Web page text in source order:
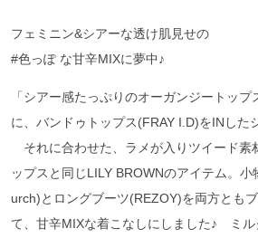
フェミニン&シアーな透け肌見せの
#色っぽ な甘辛MIXに夢中♪
「シアー感たっぷりのオーガンジートップ
に、バンドゥトップス(FRAY I.D)をINし
それに合わせた、ラメが入りツイード素
ップスと同じLILY BROWNのアイテム。
urch)とロングブーツ(REZOY)を両方とも
て、甘辛MIXな着こなしにしました♪ ミル